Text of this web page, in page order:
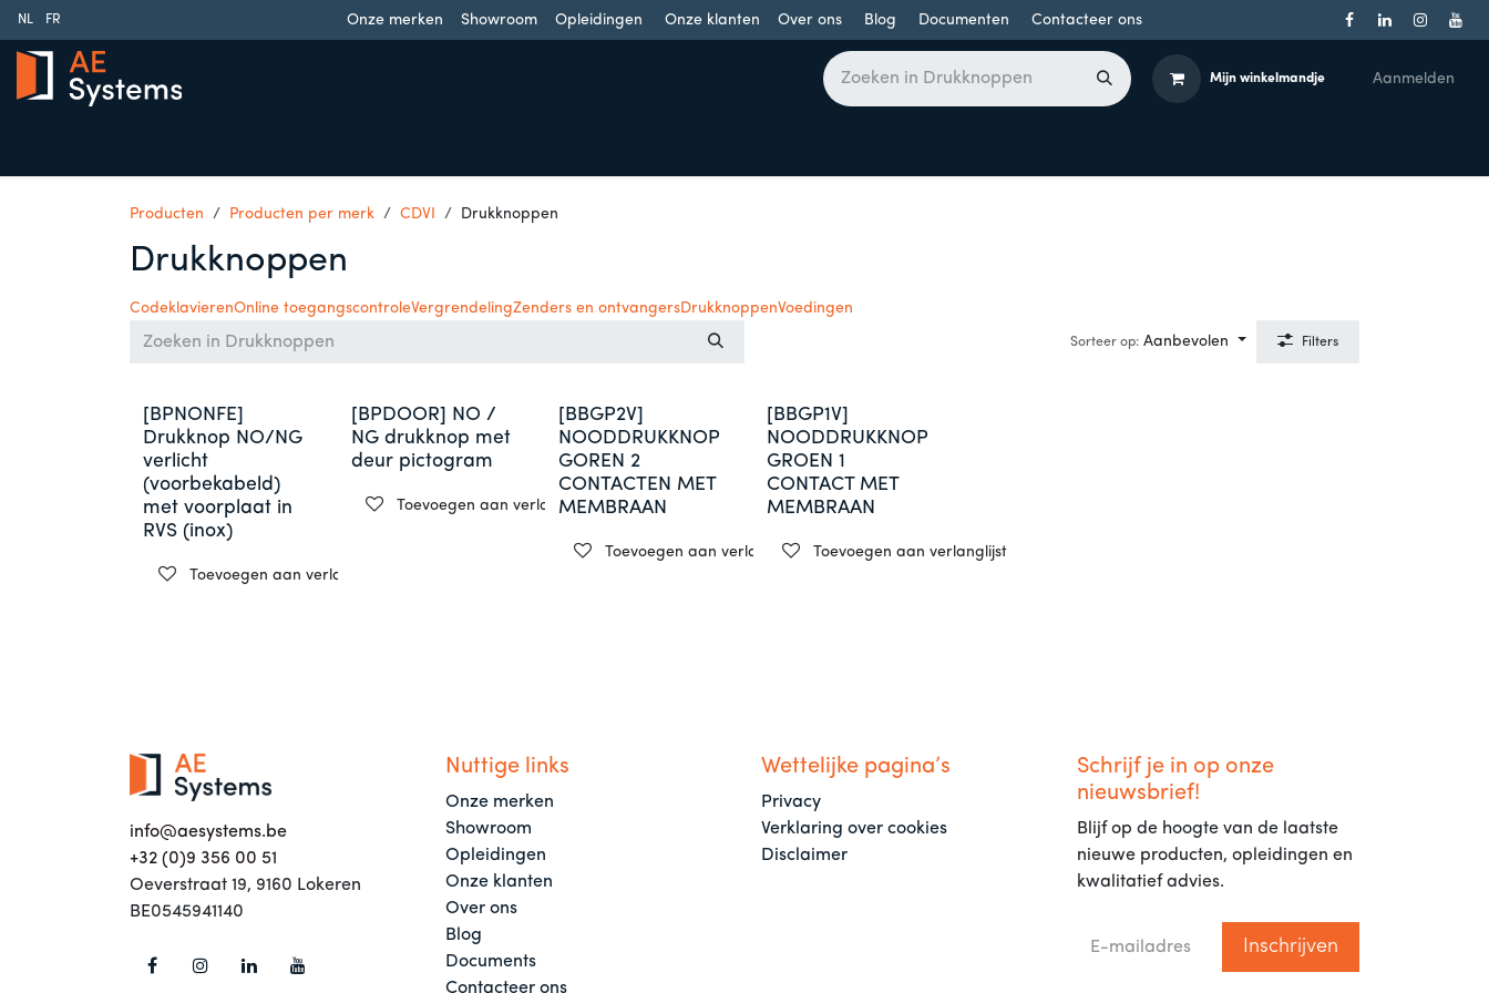
Overslaan naar inhoud
NL FR Onze merken Showroom Opleidingen Onze klanten Over ons Blog Documenten Contacteer ons
Mijn winkelmandje Aanmelden
Producten Producten per merk CDVI Drukknoppen
Drukknoppen
CodeklavierenOnline toegangscontroleVergrendelingZenders en ontvangersDrukknoppenVoedingen
Sorteer op: Aanbevolen Filters
[BPNONFE]
Drukknop NO/NG
verlicht
(voorbekabeld)
met voorplaat in
RVS (inox)
Toevoegen aan verlanglijst
[BPDOOR] NO /
NG drukknop met
deur pictogram
Toevoegen aan verlanglijst
[BBGP2V]
NOODDRUKKNOP
GOREN 2
CONTACTEN MET
MEMBRAAN
Toevoegen aan verlanglijst
[BBGP1V]
NOODDRUKKNOP
GROEN 1
CONTACT MET
MEMBRAAN
Toevoegen aan verlanglijst
info@aesystems.be
+32 (0)9 356 00 51
Oeverstraat 19, 9160 Lokeren
BE0545941140
Nuttige links
Onze merken
Showroom
Opleidingen
Onze klanten
Over ons
Blog
Documents
Contacteer ons
Wettelijke pagina’s
Privacy
Verklaring over cookies
Disclaimer
Schrijf je in op onze
nieuwsbrief!
Blijf op de hoogte van de laatste
nieuwe producten, opleidingen en
kwalitatief advies.
Inschrijven